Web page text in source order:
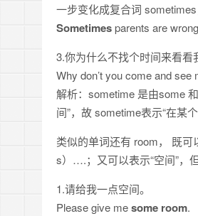
一步变化成复合词
Sometimesparents are
3.你为什么不找个时间来看看
Why don’t you come and see
解析：sometime 是由some
间”，故 sometime表示“在某个
类似的单词还有 room， 既可
s）….；又可以表示“空间”，
1.请给我一点空间。
Please give mesome room.